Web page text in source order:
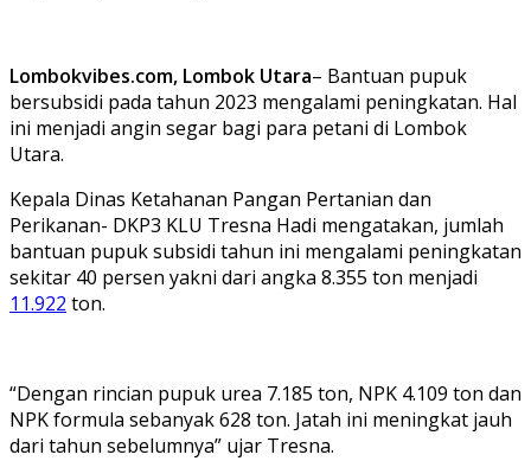
Lombokvibes.com, Lombok Utara– Bantuan pupuk
bersubsidi pada tahun 2023 mengalami peningkatan. Hal
ini menjadi angin segar bagi para petani di Lombok
Utara.
Kepala Dinas Ketahanan Pangan Pertanian dan
Perikanan- DKP3 KLU Tresna Hadi mengatakan, jumlah
bantuan pupuk subsidi tahun ini mengalami peningkatan
sekitar 40 persen yakni dari angka 8.355 ton menjadi
11.922 ton.
“Dengan rincian pupuk urea 7.185 ton, NPK 4.109 ton dan
NPK formula sebanyak 628 ton. Jatah ini meningkat jauh
dari tahun sebelumnya” ujar Tresna.